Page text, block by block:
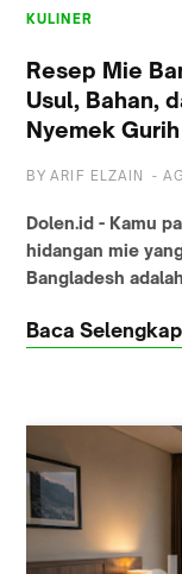
KULINER
Resep Mie
Usul, Bahan,
Nyemek Gurih
BY ARIF ELZAIN -
Dolen.id - Kamu
hidangan mie
Bangladesh
Baca